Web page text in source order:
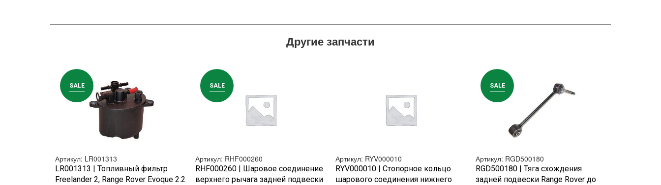
Другие запчасти
SALE
БЫСТРЫЙ ПРОСМОТР
Артикул: LR001313
LR001313 | Топливный фильтр
Freelander 2, Range Rover Evoque 2.2
SALE
БЫСТРЫЙ ПРОСМОТР
Артикул: RHF000260
RHF000260 | Шаровое соединение
верхнего рычага задней подвески
БЫСТРЫЙ ПРОСМОТР
Артикул: RYV000010
RYV000010 | Стопорное кольцо
шарового соединения нижнего
SALE
БЫСТРЫЙ ПРОСМОТР
Артикул: RGD500180
RGD500180 | Тяга схождения
задней подвески Range Rover до